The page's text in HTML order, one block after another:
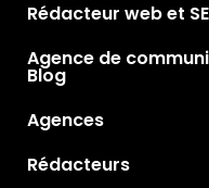
Rédacteur web et
Agence de
Blog
Agences
Rédacteurs